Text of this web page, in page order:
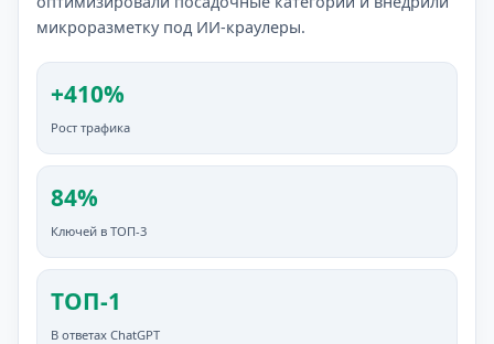
микроразметку под ИИ-краулеры.
+410%
Рост трафика
84%
Ключей в ТОП-3
ТОП-1
В ответах ChatGPT